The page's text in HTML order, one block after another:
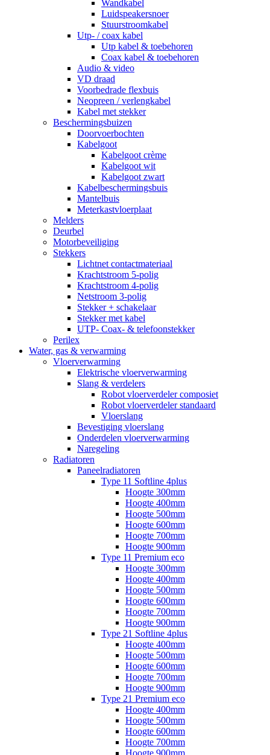
Wandkabel
Luidspeakersnoer
Stuurstroomkabel
Utp- / coax kabel
Utp kabel & toebehoren
Coax kabel & toebehoren
Audio & video
VD draad
Voorbedrade flexbuis
Neopreen / verlengkabel
Kabel met stekker
Beschermingsbuizen
Doorvoerbochten
Kabelgoot
Kabelgoot crème
Kabelgoot wit
Kabelgoot zwart
Kabelbeschermingsbuis
Mantelbuis
Meterkastvloerplaat
Melders
Deurbel
Motorbeveiliging
Stekkers
Lichtnet contactmateriaal
Krachtstroom 5-polig
Krachtstroom 4-polig
Netstroom 3-polig
Stekker + schakelaar
Stekker met kabel
UTP- Coax- & telefoonstekker
Perilex
Water, gas & verwarming
Vloerverwarming
Elektrische vloerverwarming
Slang & verdelers
Robot vloerverdeler composiet
Robot vloerverdeler standaard
Vloerslang
Bevestiging vloerslang
Onderdelen vloerverwarming
Naregeling
Radiatoren
Paneelradiatoren
Type 11 Softline 4plus
Hoogte 300mm
Hoogte 400mm
Hoogte 500mm
Hoogte 600mm
Hoogte 700mm
Hoogte 900mm
Type 11 Premium eco
Hoogte 300mm
Hoogte 400mm
Hoogte 500mm
Hoogte 600mm
Hoogte 700mm
Hoogte 900mm
Type 21 Softline 4plus
Hoogte 400mm
Hoogte 500mm
Hoogte 600mm
Hoogte 700mm
Hoogte 900mm
Type 21 Premium eco
Hoogte 400mm
Hoogte 500mm
Hoogte 600mm
Hoogte 700mm
Hoogte 900mm